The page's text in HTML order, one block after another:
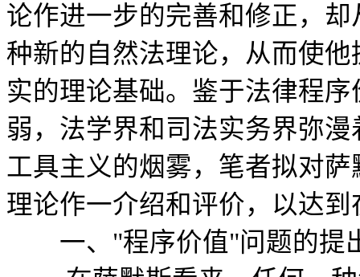
论作进一步的完善和修正，
种新的自然法理论，从而使
实的理论基础。鉴于法律程
弱，法学界和司法实务界弥
工具主义的烟雾，笔者拟对
理论作一介绍和评价，以达
一、"程序价值"问题的提